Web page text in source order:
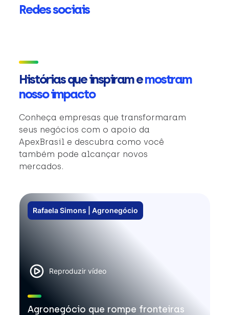
Redes sociais
Histórias que inspiram emostram
nosso impacto
Conheça empresas que transformaram
seus negócios com o apoio da
ApexBrasil e descubra como você
também pode alcançar novos
mercados.
Rafaela Simons | Agronegócio
Reproduzir vídeo
Agronegócio que rompe fronteiras